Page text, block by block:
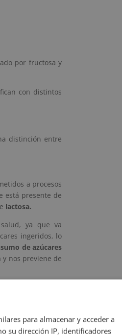
por fructosa y
con distintos
distinción entre
a procesos
está presente de
lactosa.
ya que va
ingeridos, lo
de azúcares
nos previene de
más claro,
nos quedamos
la fruta
para almacenar y acceder a
su dirección IP, identificadores